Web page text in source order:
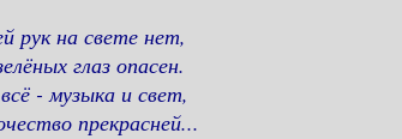
рук на свете нет,
глаз опасен.
- музыка и свет,
прекрасней...